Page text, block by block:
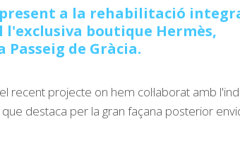
a la rehabilitació
l'exclusiva boutique Hermès,
Passeig de Gràcia.
recent projecte on hem col·laborat amb
destaca per la gran façana posterior